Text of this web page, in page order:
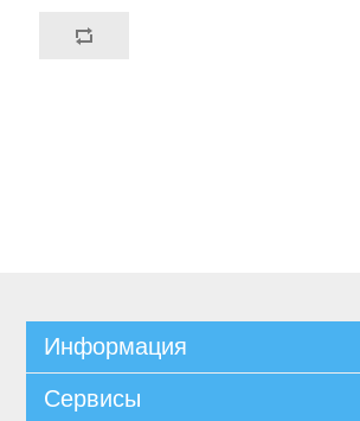
Информация
Сервисы